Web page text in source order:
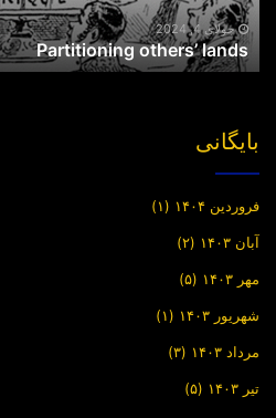
جولای 4, 2024
Partitioning others’ lands
بایگانی
فروردین ۱۴۰۴ (۱)
آبان ۱۴۰۳ (۲)
مهر ۱۴۰۳ (۵)
شهریور ۱۴۰۳ (۱)
مرداد ۱۴۰۳ (۳)
تیر ۱۴۰۳ (۵)